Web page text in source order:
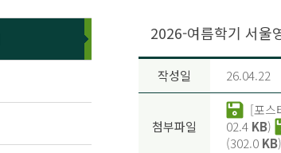
2026-여름학기 서울
작성일 26.04.22
첨부파일
[포스
02.4 KB)
(302.0 KB)